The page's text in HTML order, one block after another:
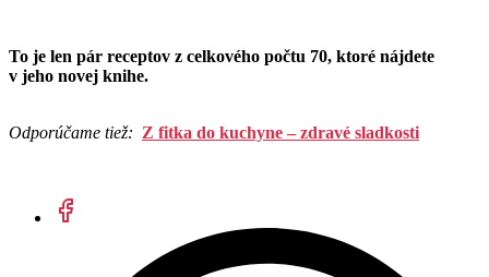
To je len pár receptov z celkového počtu 70, ktoré nájdete
v jeho novej knihe.
Odporúčame tiež: Z fitka do kuchyne – zdravé sladkosti